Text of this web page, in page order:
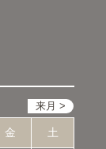
金 土